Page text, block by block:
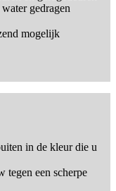
gedragen
mogelijk
in de kleur die u
tegen een scherpe